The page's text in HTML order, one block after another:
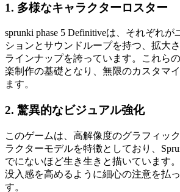
1. 多様なキャラクターロスター
sprunki phase 5 Definitiveは、それぞれ
ションとサウンドループを持つ、拡大
ラインナップを誇っています。これら
楽制作の基礎となり、無限のカスタマ
ます。
2. 驚異的なビジュアル強化
このゲームは、高解像度のグラフィッ
ラクターモデルを特徴としており、
でにないほど生き生きと描いています
没入感を高めるように細心の注意を払
す。